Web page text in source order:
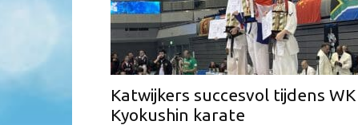
Katwijkers succesvol tijdens WK
Kyokushin karate